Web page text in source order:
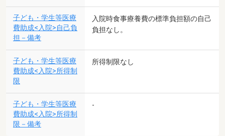
子ども・学生等医療
費助成<入院>自己負
担－備考
入院時食事療養費の標準負担額の自己
負担なし。
子ども・学生等医療
費助成<入院>所得制
限
所得制限なし
子ども・学生等医療
費助成<入院>所得制
限－備考
-